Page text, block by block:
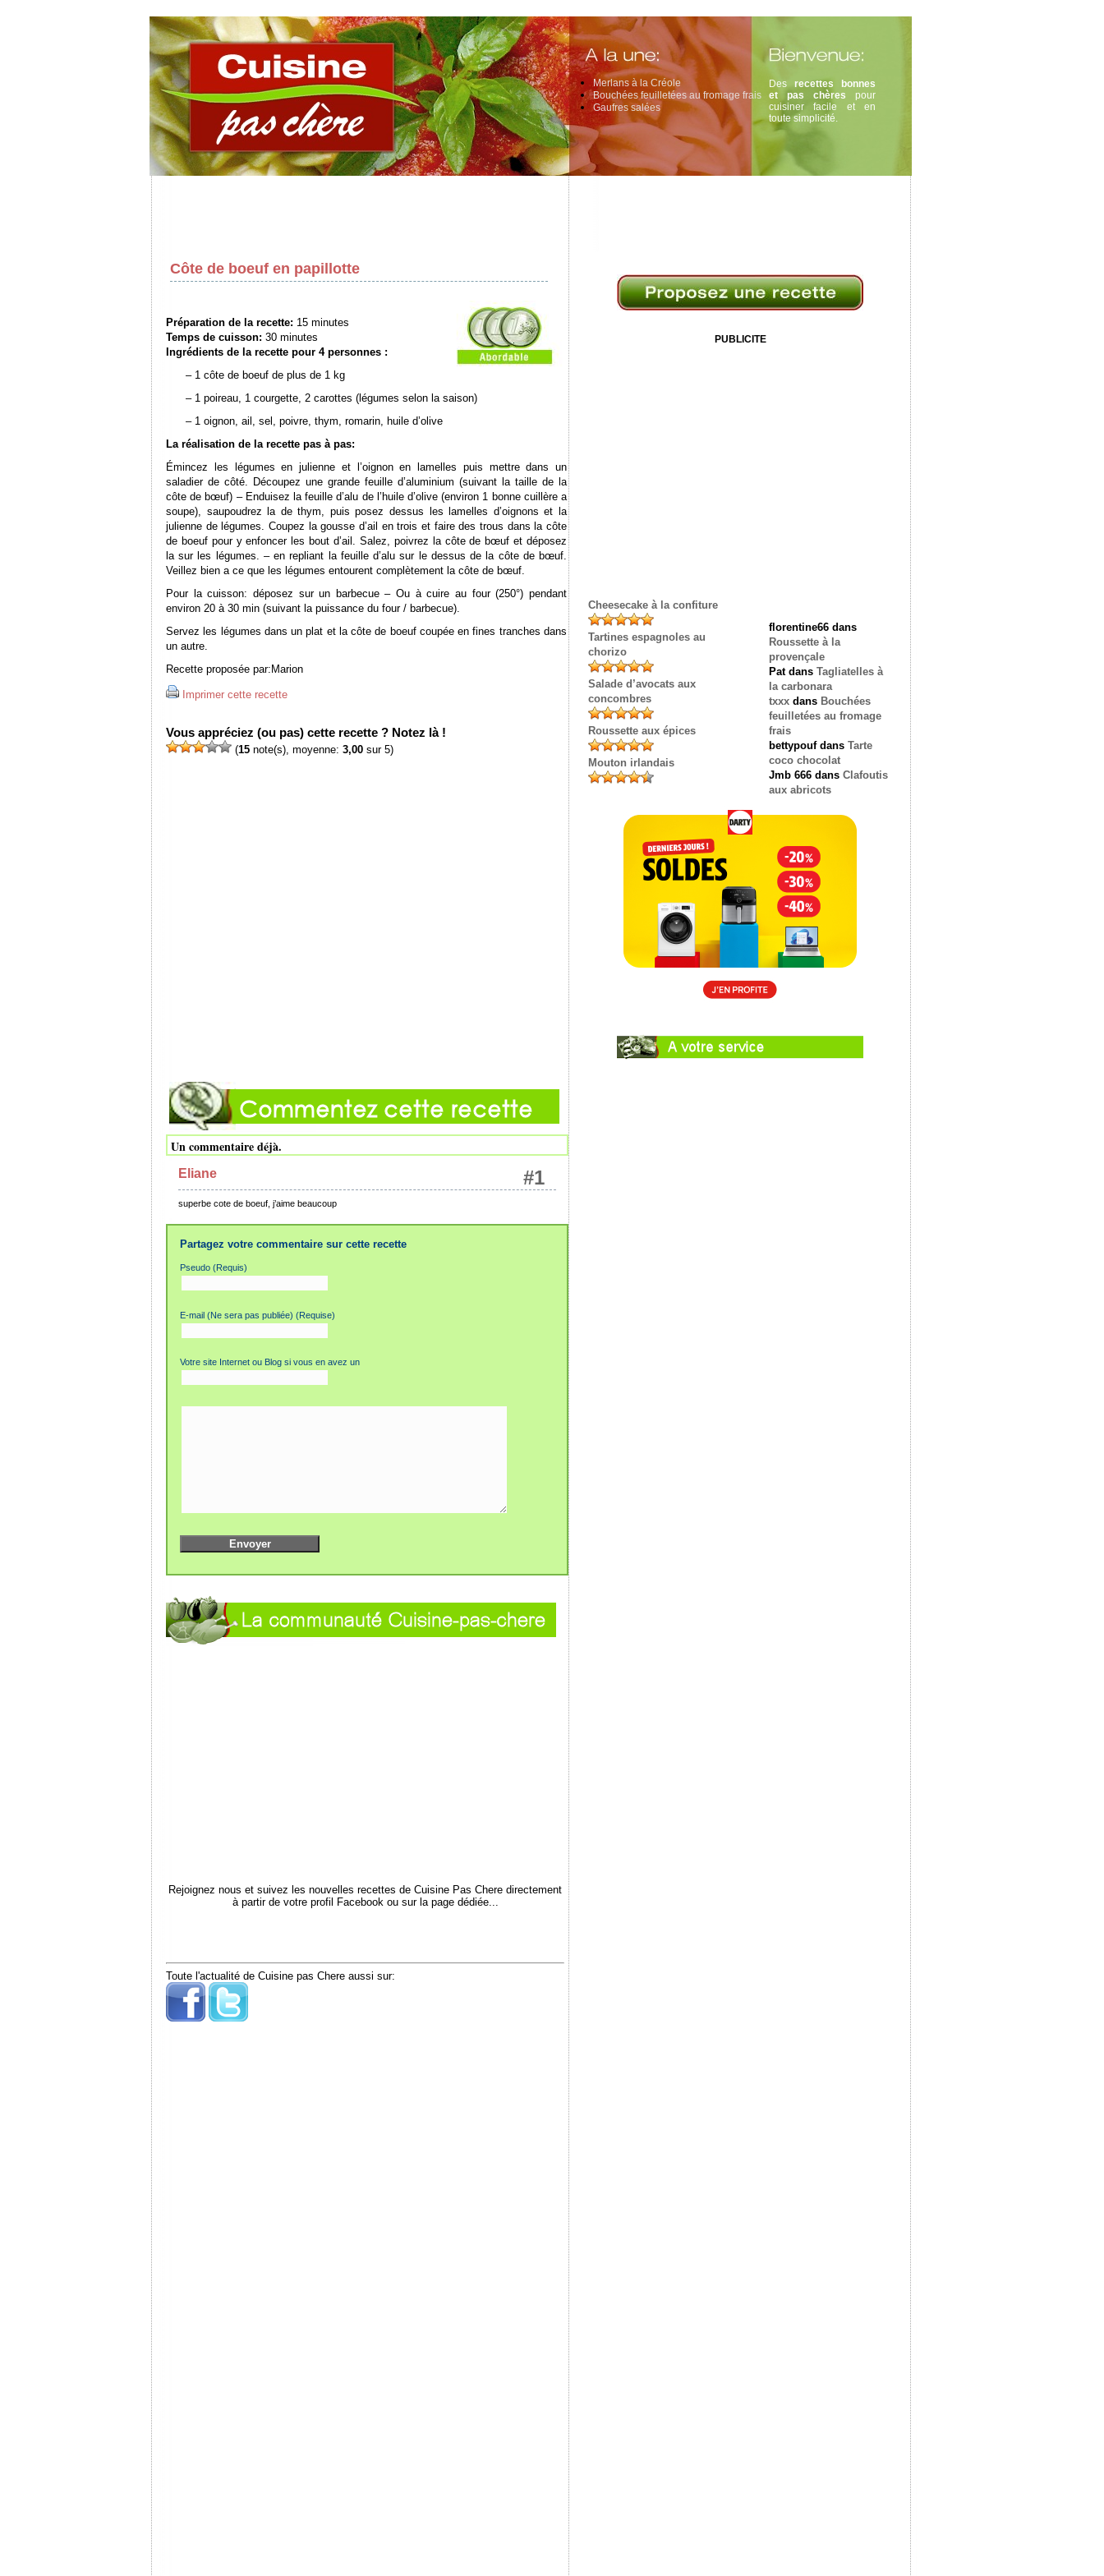
Des recettes bonnes
et pas chères pour
cuisiner facile et en
toute simplicité.
Merlans à la Créole
Bouchées feuilletées au fromage frais
Gaufres salées
Côte de boeuf en papillotte
Préparation de la recette: 15 minutes
Temps de cuisson: 30 minutes
Ingrédients de la recette pour 4 personnes :
– 1 côte de boeuf de plus de 1 kg
– 1 poireau, 1 courgette, 2 carottes (légumes selon la saison)
– 1 oignon, ail, sel, poivre, thym, romarin, huile d’olive
La réalisation de la recette pas à pas:
Émincez les légumes en julienne et l’oignon en lamelles puis mettre dans un
saladier de côté. Découpez une grande feuille d’aluminium (suivant la taille de la
côte de bœuf) – Enduisez la feuille d’alu de l’huile d’olive (environ 1 bonne cuillère a
soupe), saupoudrez la de thym, puis posez dessus les lamelles d’oignons et la
julienne de légumes. Coupez la gousse d’ail en trois et faire des trous dans la côte
de boeuf pour y enfoncer les bout d’ail. Salez, poivrez la côte de bœuf et déposez
la sur les légumes. – en repliant la feuille d’alu sur le dessus de la côte de bœuf.
Veillez bien a ce que les légumes entourent complètement la côte de bœuf.
Pour la cuisson: déposez sur un barbecue – Ou à cuire au four (250°) pendant
environ 20 à 30 min (suivant la puissance du four / barbecue).
Servez les légumes dans un plat et la côte de boeuf coupée en fines tranches dans
un autre.
Recette proposée par: Marion
Imprimer cette recette
Vous appréciez (ou pas) cette recette ? Notez là !
(15 note(s), moyenne: 3,00 sur 5)
Un commentaire déjà.
Eliane #1
superbe cote de boeuf, j’aime beaucoup
Partagez votre commentaire sur cette recette
Pseudo (Requis)
E-mail (Ne sera pas publiée) (Requise)
Votre site Internet ou Blog si vous en avez un
Rejoignez nous et suivez les nouvelles recettes de Cuisine Pas Chere directement
à partir de votre profil Facebook ou sur la page dédiée...
Toute l'actualité de Cuisine pas Chere aussi sur:
PUBLICITE
Cheesecake à la confiture
Tartines espagnoles au
chorizo
Salade d’avocats aux
concombres
Roussette aux épices
Mouton irlandais
florentine66 dans
Roussette à la
provençale
Patdans Tagliatelles à
la carbonara
txxx dans Bouchées
feuilletées au fromage
frais
bettypoufdans Tarte
coco chocolat
Jmb 666 dans Clafoutis
aux abricots